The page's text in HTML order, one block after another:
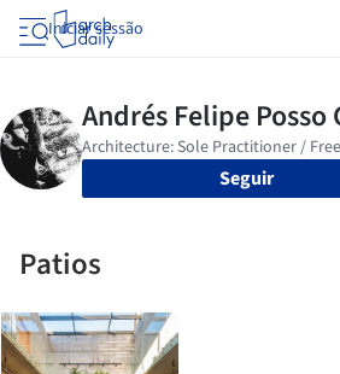
Iniciar sessão
Seguir
Patios